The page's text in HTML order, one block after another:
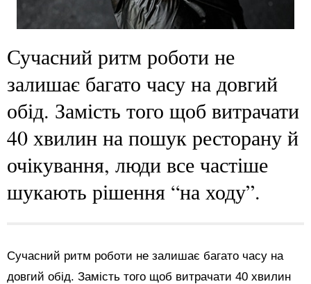
Сучасний ритм роботи не
залишає багато часу на довгий
обід. Замість того щоб витрачати
40 хвилин на пошук ресторану й
очікування, люди все частіше
шукають рішення “на ходу”.
Сучасний ритм роботи не залишає багато часу на
довгий обід. Замість того щоб витрачати 40 хвилин